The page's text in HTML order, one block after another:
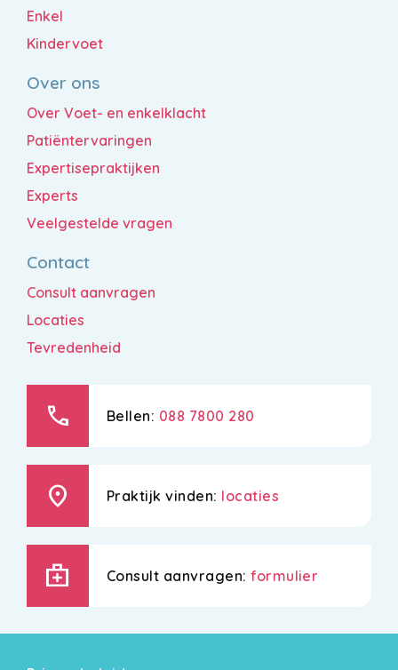
Enkel
Kindervoet
Over ons
Over Voet- en enkelklacht
Patiëntervaringen
Expertisepraktijken
Experts
Veelgestelde vragen
Contact
Consult aanvragen
Locaties
Tevredenheid
call Bellen: 088 7800 280
location_on Praktijk vinden: locaties
medical_services Consult aanvragen:formulier